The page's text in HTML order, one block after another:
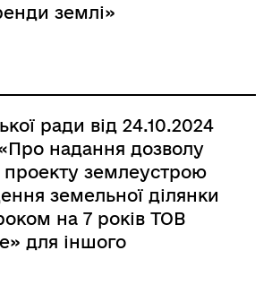
землі»
ради від 24.10.2024
надання дозволу
проекту землеустрою
земельної ділянки
на 7 років ТОВ
для іншого